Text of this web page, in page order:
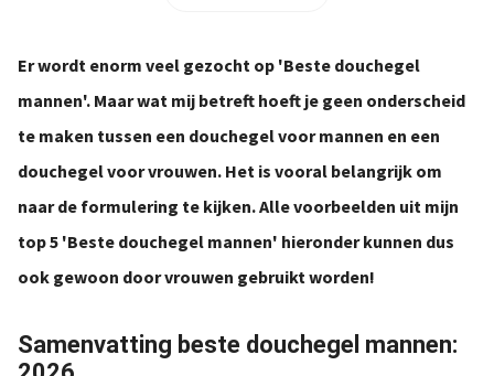
Er wordt enorm veel gezocht op 'Beste douchegel
mannen'. Maar wat mij betreft hoeft je geen onderscheid
te maken tussen een douchegel voor mannen en een
douchegel voor vrouwen. Het is vooral belangrijk om
naar de formulering te kijken. Alle voorbeelden uit mijn
top 5 'Beste douchegel mannen' hieronder kunnen dus
ook gewoon door vrouwen gebruikt worden!
Samenvatting beste douchegel mannen:
worden
te
over